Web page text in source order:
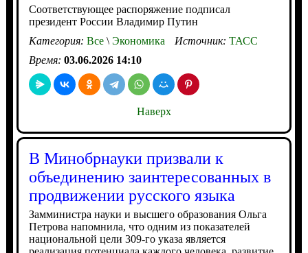
Соответствующее распоряжение подписал
президент России Владимир Путин
Категория: Все\Экономика Источник: ТАСС
Время: 03.06.2026 14:10
Наверх
В Минобрнауки призвали к
объединению заинтересованных в
продвижении русского языка
Замминистра науки и высшего образования Ольга
Петрова напомнила, что одним из показателей
национальной цели 309-го указа является